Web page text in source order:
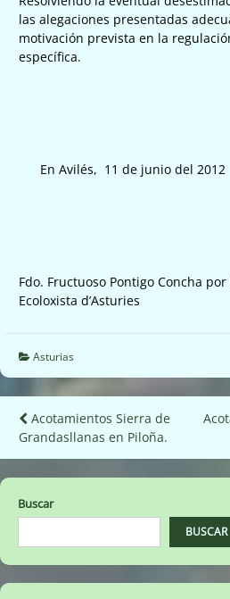
las alegaciones presentadas
motivación prevista en la
específica.
En Avilés, 11 de junio del 2012
Fdo. Fructuoso Pontigo Concha
Ecoloxista d’Asturies
Asturias
Navegación
de
entradas
Acotamientos Sierra de
Grandasllanas en Piloña.
Buscar
BUSCAR